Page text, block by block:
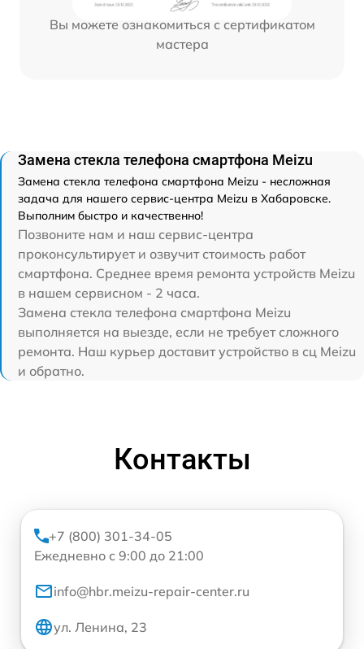
Вы можете ознакомиться с сертификатом
мастера
Замена стекла телефона смартфона Meizu
Замена стекла телефона смартфона Meizu - несложная
задача для нашего сервис-центра Meizu в Хабаровске.
Выполним быстро и качественно!
Позвоните нам и наш сервис-центра
проконсультирует и озвучит стоимость работ
смартфона. Среднее время ремонта устройств Meizu
в нашем сервисном - 2 часа.
Замена стекла телефона смартфона Meizu
выполняется на выезде, если не требует сложного
ремонта. Наш курьер доставит устройство в сц Meizu
и обратно.
Контакты
+7 (800) 301-34-05
Ежедневно с 9:00 до 21:00
info@hbr.meizu-repair-center.ru
ул. Ленина, 23